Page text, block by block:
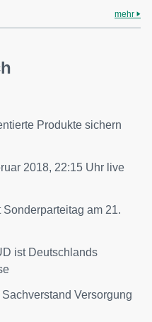
mehr
Produkte sichern
2018, 22:15 Uhr live
am 21.
ist Deutschlands
Versorgung